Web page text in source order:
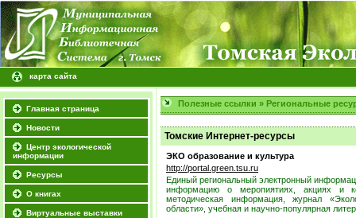
карта сайта
Главная страница
Новости
Центр экологической
информации
Ресурсы
О книгах
Виртуальные выставки
Полезные ссылки » Региональные
Томские Интернет-ресурсы
ЭКО образование и культура
http://portal.green.tsu.ru
Единый региональный электронный
информацию о меропиятиях, акциях и
методическая информация, журнал
области», учебная и научно-популярная